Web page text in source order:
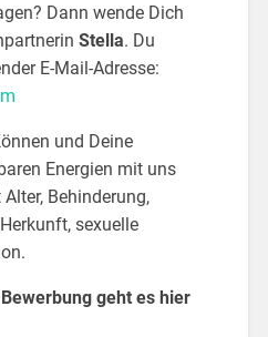
Dann wende Dich
Stella. Du
E-Mail-Adresse:
und Deine
Energien mit uns
Behinderung,
sexuelle
geht es hier